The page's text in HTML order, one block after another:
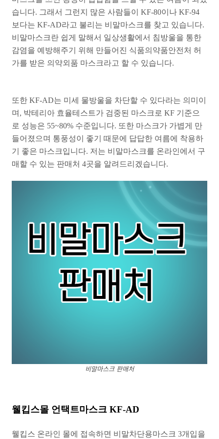
습니다. 그래서 그런지 많은 사람들이 KF-80이나 KF-94
보다는 KF-AD라고 불리는 비말마스크를 찾고 있습니다.
비말마스크란 쉽게 말해서 일상생활에서 침방울을 통한
감염을 예방해주기 위해 만들어진 식품의약품안전처 허
가를 받은 의약외품 마스크라고 할 수 있습니다.
또한 KF-AD는 미세 물방울을 차단할 수 있다라는 의미이
며, 박테리아 효율테스트가 검중된 마스크로 KF 기준으
로 성능은 55~80% 수준입니다. 또한 마스크가 가볍게 만
들어졌으며 통풍성이 좋기 때문에 답답한 여름에 착용하
기 좋은 마스크입니다. 저는 비말마스크를 온라인에서 구
매할 수 있는 판매처 4곳을 알려드리겠습니다.
비말마스크 판매처
웰킵스몰 언택트마스크 KF-AD
웰킵스 온라인 몰에 접속하면 비말차단용마스크 3개입을